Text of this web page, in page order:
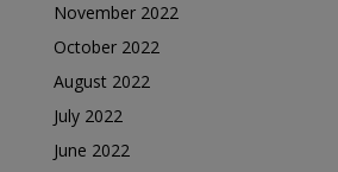
November 2022
October 2022
August 2022
July 2022
June 2022